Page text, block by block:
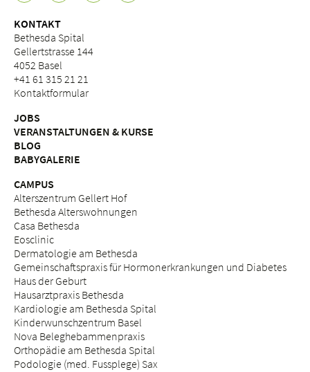
KONTAKT
Bethesda Spital
Gellertstrasse 144
4052 Basel
+41 61 315 21 21
Kontaktformular
JOBS
VERANSTALTUNGEN & KURSE
BLOG
BABYGALERIE
CAMPUS
Alterszentrum Gellert Hof
Bethesda Alterswohnungen
Casa Bethesda
Eosclinic
Dermatologie am Bethesda
Gemeinschaftspraxis für Hormonerkrankungen und Diabetes
Haus der Geburt
Hausarztpraxis Bethesda
Kardiologie am Bethesda Spital
Kinderwunschzentrum Basel
Nova Beleghebammenpraxis
Orthopädie am Bethesda Spital
Podologie (med. Fussplege) Sax